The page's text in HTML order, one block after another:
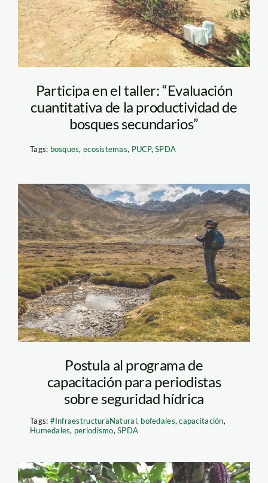
Participa en el taller: “Evaluación
cuantitativa de la productividad de
bosques secundarios”
Tags: bosques,ecosistemas, PUCP,SPDA
bofedal—carampoma
—spda1
Postula al programa de
capacitación para periodistas
sobre seguridad hídrica
Tags: #InfraestructuraNatural, bofedales,capacitación,
Humedales, periodismo,SPDA